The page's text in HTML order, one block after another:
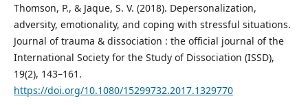
Thomson, P., & Jaque, S. V. (2018). Depersonalization,
adversity, emotionality, and coping with stressful situations.
Journal of trauma & dissociation : the official journal of the
International Society for the Study of Dissociation (ISSD),
19(2), 143–161.
https://doi.org/10.1080/15299732.2017.1329770